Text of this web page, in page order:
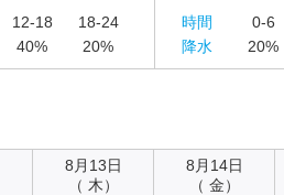
12-18
18-24
40% 20%
時間
0-6
降水
20%
8月13日
（ 木）
8月14日
（ 金）